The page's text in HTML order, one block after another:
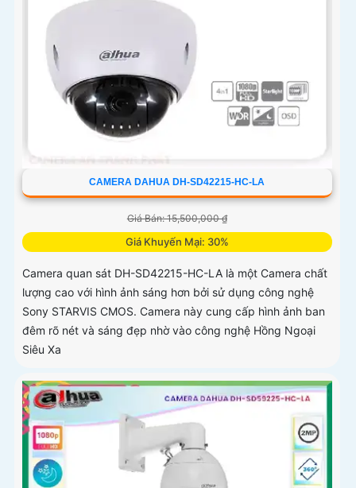
CAMERA DAHUA DH-SD42215-HC-LA
Giá Bán: 15,500,000 ₫
Giá Khuyến Mại: 30%
Camera quan sát DH-SD42215-HC-LA là một Camera chất
lượng cao với hình ảnh sáng hơn bởi sử dụng công nghệ
Sony STARVIS CMOS. Camera này cung cấp hình ảnh ban
đêm rõ nét và sáng đẹp nhờ vào công nghệ Hồng Ngoại
Siêu Xa